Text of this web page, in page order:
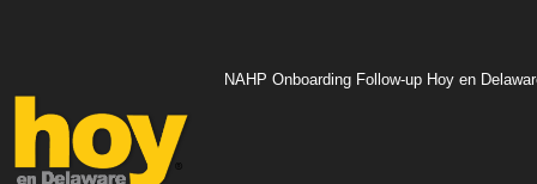
NAHP Onboarding Follow-up Hoy en